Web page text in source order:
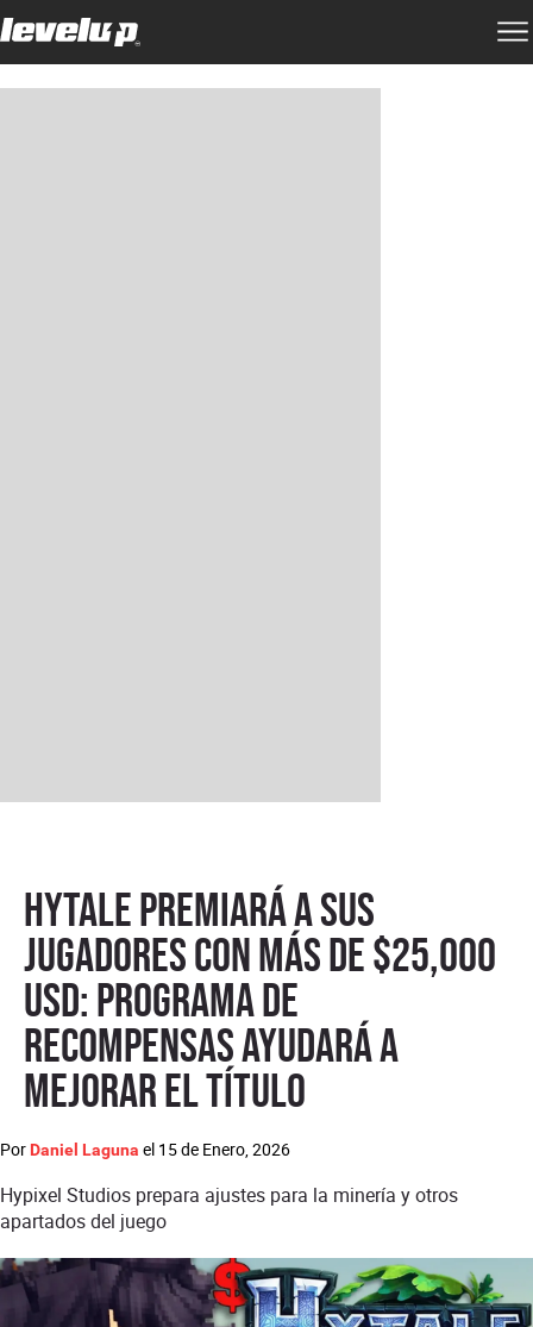
Hytale premiará a sus
jugadores con más de $25,000
USD: programa de
recompensas ayudará a
mejorar el título
Por Daniel Laguna el 15 de Enero, 2026
Hypixel Studios prepara ajustes para la minería y otros
apartados del juego